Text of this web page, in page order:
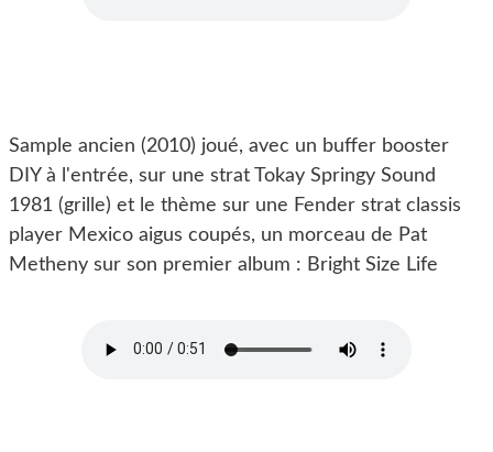
Sample ancien (2010) joué, avec un buffer booster
DIY à l'entrée, sur une strat Tokay Springy Sound
1981 (grille) et le thème sur une Fender strat classis
player Mexico aigus coupés, un morceau de Pat
Metheny sur son premier album : Bright Size Life